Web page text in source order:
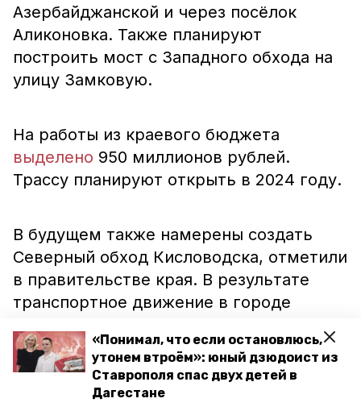
«Понимал, что если остановлюсь,
утонем втроём»: юный дзюдоист из
Ставрополя спас двух детей в
Дагестане
Азербайджанской и через посёлок
Аликоновка. Также планируют
построить мост с Западного обхода на
улицу Замковую.
На работы из краевого бюджета
выделено 950 миллионов рублей.
Трассу планируют открыть в 2024 году.
В будущем также намерены создать
Северный обход Кисловодска, отметили
в правительстве края. В результате
транспортное движение в городе
В 2022 году на Ставрополье планируют
отремонтировать280 километров